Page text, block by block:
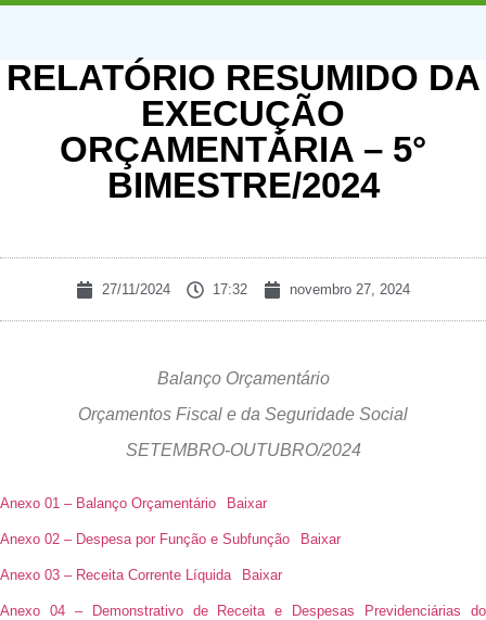
RELATÓRIO RESUMIDO DA
EXECUÇÃO
ORÇAMENTÁRIA – 5°
BIMESTRE/2024
27/11/2024 17:32 novembro 27, 2024
Balanço Orçamentário
Orçamentos Fiscal e da Seguridade Social
SETEMBRO-OUTUBRO/2024
Anexo 01 – Balanço Orçamentário Baixar
Anexo 02 – Despesa por Função e Subfunção Baixar
Anexo 03 – Receita Corrente Líquida Baixar
Anexo 04 – Demonstrativo de Receita e Despesas Previdenciárias do